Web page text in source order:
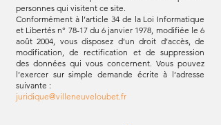
personnes qui visitent ce site.
Conformément à l’article 34 de la Loi Informatique
et Libertés n° 78-17 du 6 janvier 1978, modifiée le 6
août 2004, vous disposez d’un droit d’accès, de
modification, de rectification et de suppression
des données qui vous concernent. Vous pouvez
l’exercer sur simple demande écrite à l’adresse
suivante :
juridique@villeneuveloubet.fr